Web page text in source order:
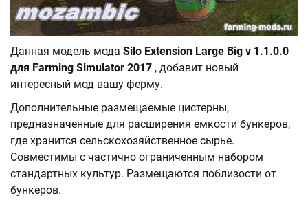
Данная модель мода Silo Extension Large Big v 1.1.0.0
для Farming Simulator 2017 , добавит новый
интересный мод вашу ферму.
Дополнительные размещаемые цистерны,
предназначенные для расширения емкости бункеров,
где хранится сельскохозяйственное сырье.
Совместимы с частично ограниченным набором
стандартных культур. Размещаются поблизости от
бункеров.